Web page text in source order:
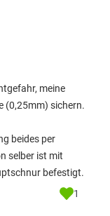
meine
(0,25mm) sichern.
beides per
selber ist mit
befestigt.
1